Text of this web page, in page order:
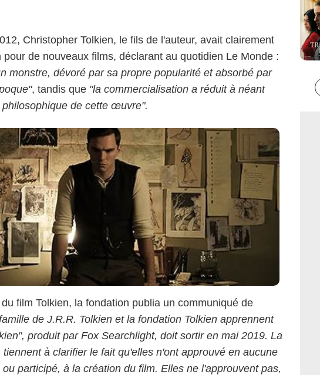
Christopher Tolkien, le fils de l'auteur, avait clairement
de nouveaux films, déclarant au quotidien Le Monde :
monstre, dévoré par sa propre popularité et absorbé par
, tandis que "la commercialisation a réduit à néant
de cette œuvre".
film Tolkien, la fondation publia un communiqué de
de J.R.R. Tolkien et la fondation Tolkien apprennent
produit par Fox Searchlight, doit sortir en mai 2019. La
à clarifier le fait qu'elles n'ont approuvé en aucune
participé, à la création du film. Elles ne l'approuvent pas,